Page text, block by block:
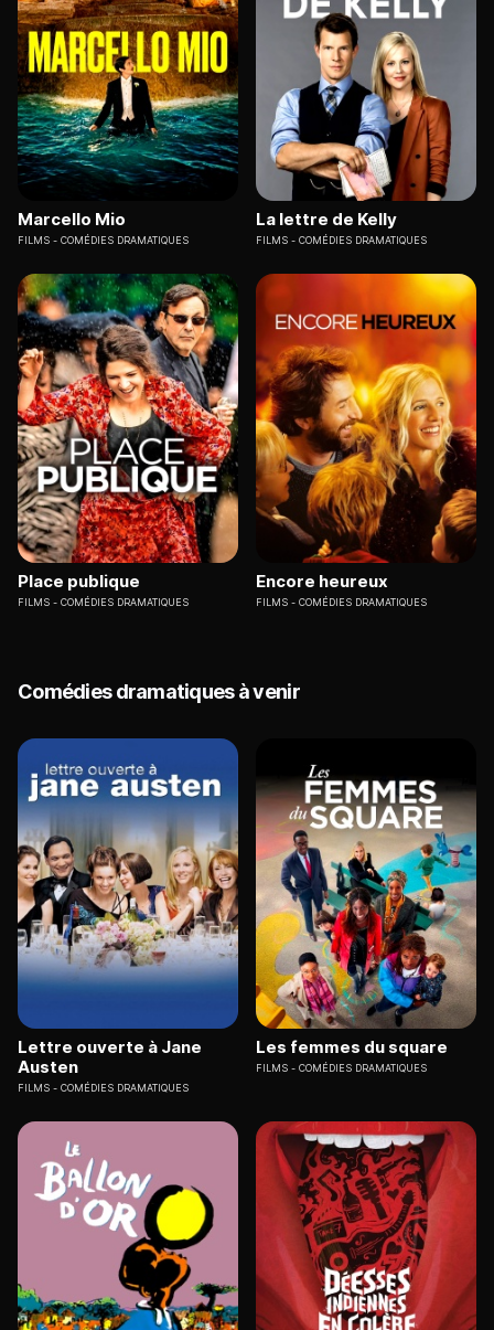
Marcello Mio
FILMS COMÉDIES DRAMATIQUES
La lettre de Kelly
FILMS COMÉDIES DRAMATIQUES
Place publique
FILMS COMÉDIES DRAMATIQUES
Encore heureux
FILMS COMÉDIES DRAMATIQUES
Comédies dramatiques à venir
Lettre ouverte à Jane
Austen
FILMS COMÉDIES DRAMATIQUES
Les femmes du square
FILMS COMÉDIES DRAMATIQUES